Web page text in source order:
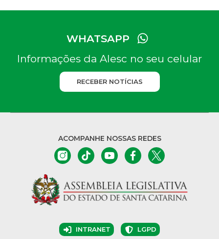
WHATSAPP
Informações da Alesc no seu celular
RECEBER NOTÍCIAS
ACOMPANHE NOSSAS REDES
INTRANET LGPD